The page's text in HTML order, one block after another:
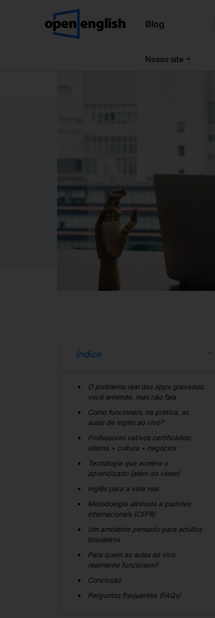
Nosso site
Índice
O problema real das apps gravadas:
você entende, mas não fala
Como funcionam, na prática, as
aulas de inglês ao vivo?
Professores nativos certificados:
idioma + cultura + negócios
Tecnologia que acelera o
aprendizado (além do vídeo)
Inglês para a vida real
Metodologia alinhada a padrões
internacionais (CEFR)
Um ambiente pensado para adultos
brasileiros
Para quem as aulas ao vivo
realmente funcionam?
Conclusão
Perguntas frequentes (FAQs)